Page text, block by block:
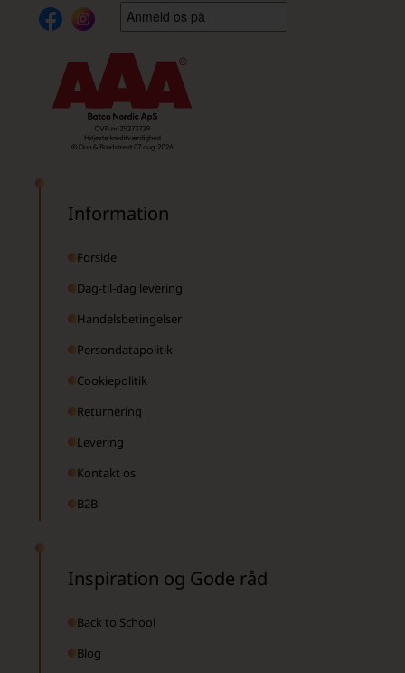
Information
Forside
Dag-til-dag levering
Handelsbetingelser
Persondatapolitik
Cookiepolitik
Returnering
Levering
Kontakt os
B2B
Inspiration og Gode råd
Back to School
Blog